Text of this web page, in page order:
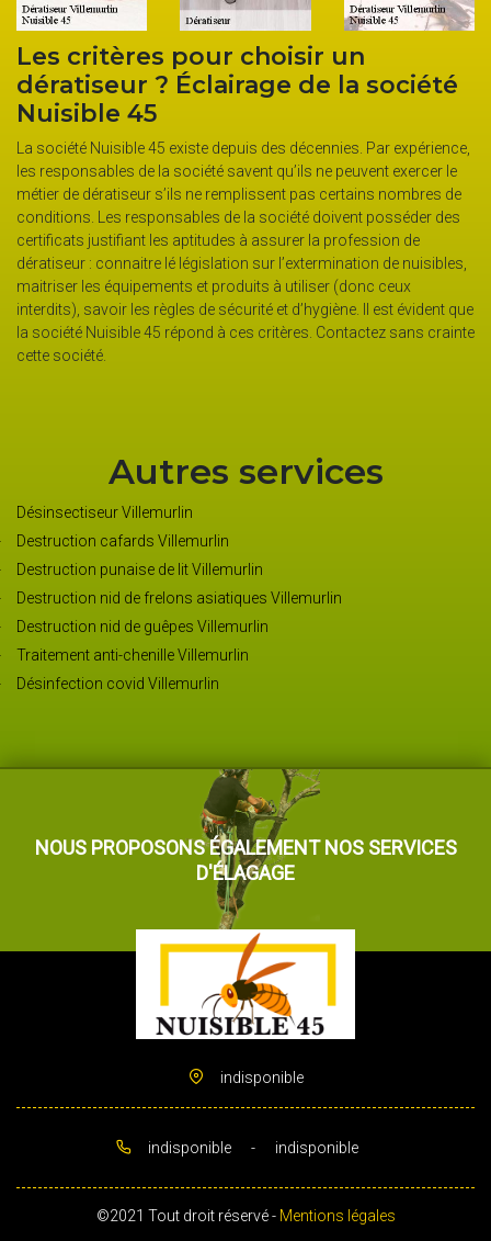
critères pour choisir un
? Éclairage de la société
45
Nuisible 45 existe depuis des décennies. Par expérience,
de la société savent qu’ils ne peuvent exercer le
de dératiseur s’ils ne remplissent pas certains nombres de
Les responsables de la société doivent posséder des
justifiant les aptitudes à assurer la profession de
: connaitre lé législation sur l’extermination de nuisibles,
les équipements et produits à utiliser (donc ceux
savoir les règles de sécurité et d’hygiène. Il est évident que
Nuisible 45 répond à ces critères. Contactez sans crainte
société.
Les
dégâts
pour
pour
pas à
Autres services
Désinsectiseur Villemurlin
Destruction cafards Villemurlin
Destruction punaise de lit Villemurlin
Destruction nid de frelons asiatiques Villemurlin
Destruction nid de guêpes Villemurlin
Traitement anti-chenille Villemurlin
Désinfection covid Villemurlin
NOUS PROPOSONS ÉGALEMENT NOS SERVICES
D'ÉLAGAGE
indisponible
indisponible - indisponible
©2021 Tout droit réservé - Mentions légales